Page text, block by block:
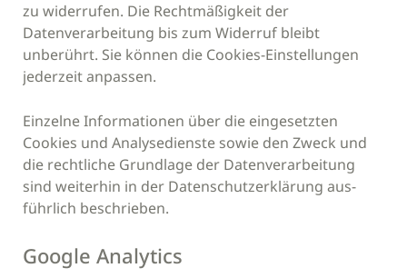
zu widerrufen. Die Rechtmäßigkeit der
Datenverarbeitung bis zum Widerruf bleibt
unberührt. Sie können die Cookies-Einstellungen
jederzeit anpassen.
Einzelne Informationen über die eingesetzten
Cookies und Analysedienste sowie den Zweck und
die rechtliche Grundlage der Datenverarbeitung
sind weiterhin in der Datenschutzerklärung aus-
führlich beschrieben.
Google Analytics